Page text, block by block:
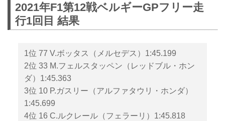
2021年F1第12戦ベルギーGPフリー走
行1回目 結果
1位 77 V.ボッタス（メルセデス）1:45.199
2位 33 M.フェルスタッペン（レッドブル・ホン
ダ）1:45.363
3位 10 P.ガスリー（アルファタウリ・ホンダ）
1:45.699
4位 16 C.ルクレール（フェラーリ）1:45.818